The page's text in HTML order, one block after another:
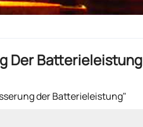
Der Batterieleistung
der Batterieleistung"